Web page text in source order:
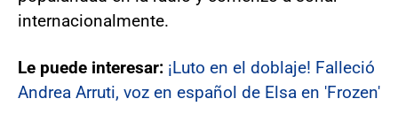
internacionalmente.
Le puede interesar: ¡Luto en el doblaje! Falleció
Andrea Arruti, voz en español de Elsa en 'Frozen'